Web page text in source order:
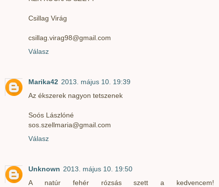
Csillag Virág
csillag.virag98@gmail.com
Válasz
Marika42 2013. május 10. 19:39
Az ékszerek nagyon tetszenek
Soós Lászlóné
sos.szellmaria@gmail.com
Válasz
Unknown 2013. május 10. 19:50
A natúr fehér rózsás szett a kedvencem!